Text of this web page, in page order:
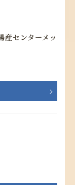
センターメッ